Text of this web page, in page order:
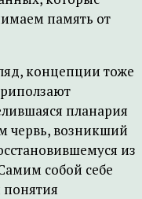
память от
концепции тоже
планария
червь, возникший
из
собой себе
понятия